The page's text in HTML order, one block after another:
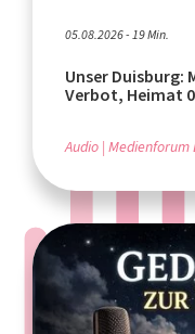
05.08.2026 - 19 Min.
Unser Duisburg:
Verbot, Heimat
Audio Medienforum